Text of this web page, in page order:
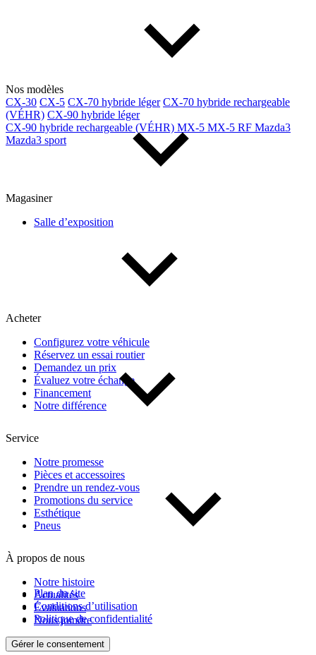
Nos modèles
CX-30 CX-5 CX-70 hybride léger CX-70 hybride rechargeable
(VÉHR) CX-90 hybride léger
CX-90 hybride rechargeable (VÉHR) MX-5 MX-5 RF Mazda3
Mazda3 sport
Magasiner
Salle d’exposition
Acheter
Configurez votre véhicule
Réservez un essai routier
Demandez un prix
Évaluez votre échange
Financement
Notre différence
Service
Notre promesse
Pièces et accessoires
Prendre un rendez-vous
Promotions du service
Esthétique
Pneus
À propos de nous
Notre histoire
Actualités
Évaluations
Nous joindre
Plan du site
Conditions d’utilisation
Politique de confidentialité
Gérer le consentement